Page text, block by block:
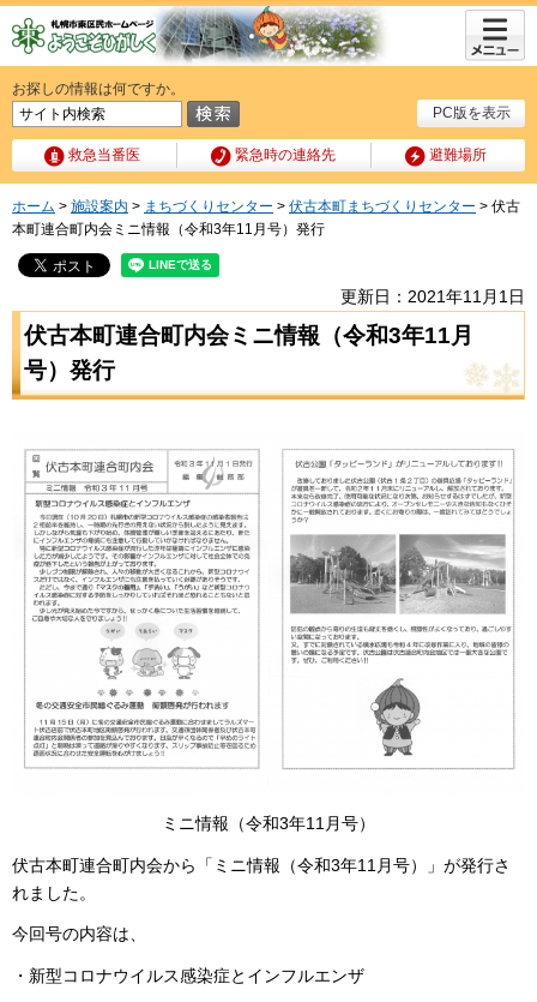
PC版を表示
お探しの情報は何ですか。
救急当番医 緊急時の連絡先 避難場所
メニュ
ー
ホーム > 施設案内 > まちづくりセンター > 伏古本町まちづくりセンター > 伏古
本町連合町内会ミニ情報（令和3年11月号）発行
更新日：2021年11月1日
伏古本町連合町内会ミニ情報（令和3年11月
号）発行
ミニ情報（令和3年11月号）
伏古本町連合町内会から「ミニ情報（令和3年11月号）」が発行さ
れました。
今回号の内容は、
・新型コロナウイルス感染症とインフルエンザ